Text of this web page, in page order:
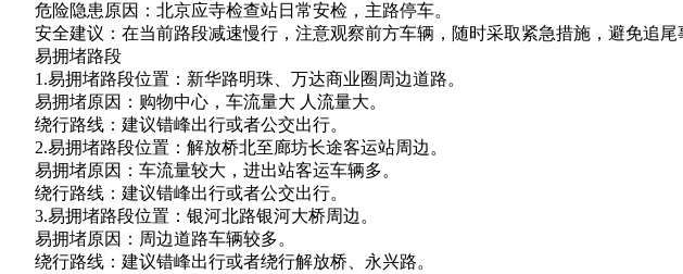
危险隐患原因：北京应寺检查站日常安检，主路停车。
安全建议：在当前路段减速慢行，注意观察前方车辆，随时采取紧急措施，避免追尾
易拥堵路段
1.易拥堵路段位置：新华路明珠、万达商业圈周边道路。
易拥堵原因：购物中心，车流量大 人流量大。
绕行路线：建议错峰出行或者公交出行。
2.易拥堵路段位置：解放桥北至廊坊长途客运站周边。
易拥堵原因：车流量较大，进出站客运车辆多。
绕行路线：建议错峰出行或者公交出行。
3.易拥堵路段位置：银河北路银河大桥周边。
易拥堵原因：周边道路车辆较多。
绕行路线：建议错峰出行或者绕行解放桥、永兴路。